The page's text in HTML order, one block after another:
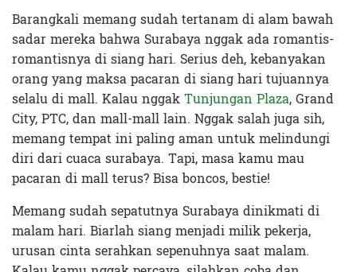
Barangkali memang sudah tertanam di alam bawah
sadar mereka bahwa Surabaya nggak ada romantis-
romantisnya di siang hari. Serius deh, kebanyakan
orang yang maksa pacaran di siang hari tujuannya
selalu di mall. Kalau nggakTunjungan Plaza, Grand
City, PTC, dan mall-mall lain. Nggak salah juga sih,
memang tempat ini paling aman untuk melindungi
diri dari cuaca surabaya. Tapi, masa kamu mau
pacaran di mall terus? Bisa boncos, bestie!
Memang sudah sepatutnya Surabaya dinikmati di
malam hari. Biarlah siang menjadi milik pekerja,
urusan cinta serahkan sepenuhnya saat malam.